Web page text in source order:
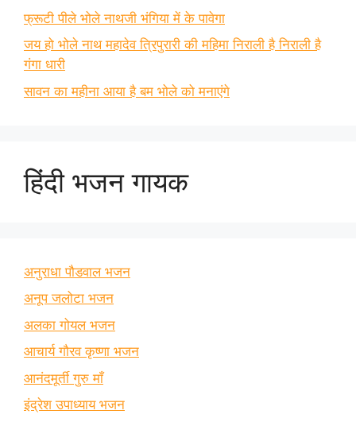
फ्रूटी पीले भोले नाथजी भंगिया में के पावेगा
जय हो भोले नाथ महादेव त्रिपुरारी की महिमा निराली है निराली है
गंगा धारी
सावन का महीना आया है बम भोले को मनाएंगे
हिंदी भजन गायक
अनुराधा पौडवाल भजन
अनूप जलोटा भजन
अलका गोयल भजन
आचार्य गौरव कृष्णा भजन
आनंदमूर्ती गुरु माँ
इंद्रेश उपाध्याय भजन